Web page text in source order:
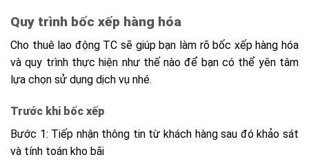
Quy trình bốc xếp hàng hóa
Cho thuê lao động TC sẽ giúp bạn làm rõ bốc xếp hàng hóa
và quy trình thực hiện như thế nào để bạn có thể yên tâm
lựa chọn sử dụng dịch vụ nhé.
Trước khi bốc xếp
Bước 1: Tiếp nhận thông tin từ khách hàng sau đó khảo sát
và tính toán kho bãi